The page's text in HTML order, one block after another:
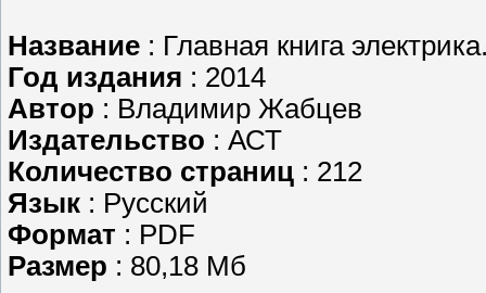
Название : Главная книга
Год издания : 2014
Автор : Владимир Жабцев
Издательство : АСТ
Количество страниц : 212
Язык : Русский
Формат : PDF
Размер : 80,18 Мб